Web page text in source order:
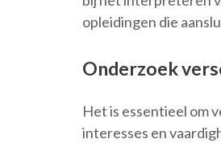
opleidingen die
Onderzoek
Het is essentieel om
interesses en